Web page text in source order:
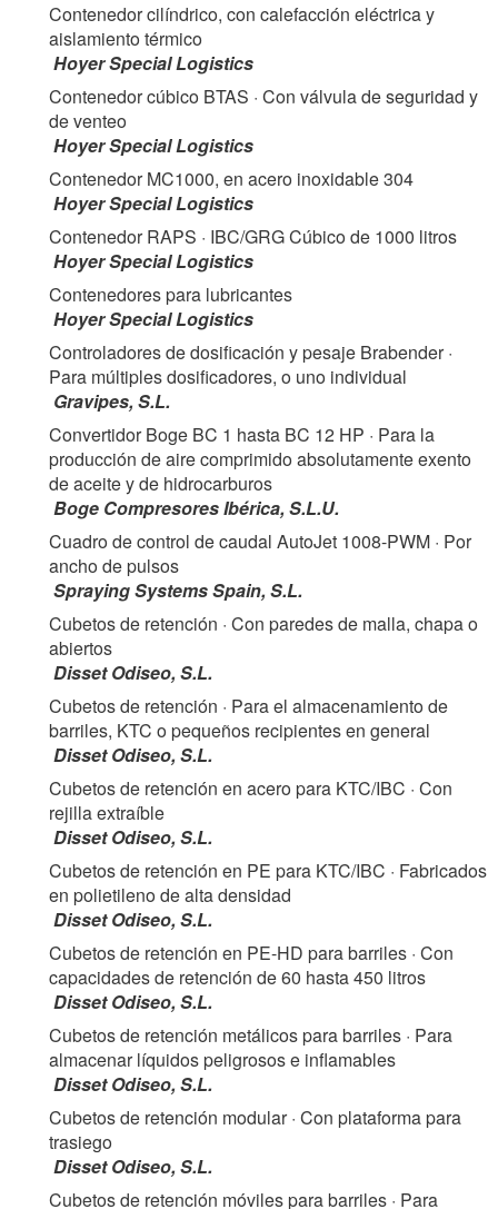
Contenedor cilíndrico, con calefacción eléctrica y
aislamiento térmico
Hoyer Special Logistics
Contenedor cúbico BTAS · Con válvula de seguridad y
de venteo
Hoyer Special Logistics
Contenedor MC1000, en acero inoxidable 304
Hoyer Special Logistics
Contenedor RAPS · IBC/GRG Cúbico de 1000 litros
Hoyer Special Logistics
Contenedores para lubricantes
Hoyer Special Logistics
Controladores de dosificación y pesaje Brabender·
Para múltiples dosificadores, o uno individual
Gravipes, S.L.
Convertidor Boge BC 1 hasta BC 12 HP · Para la
producción de aire comprimido absolutamente exento
de aceite y de hidrocarburos
Boge Compresores Ibérica, S.L.U.
Cuadro de control de caudal AutoJet 1008-PWM · Por
ancho de pulsos
Spraying Systems Spain, S.L.
Cubetos de retención · Con paredes de malla, chapa o
abiertos
Disset Odiseo, S.L.
Cubetos de retención · Para el almacenamiento de
barriles, KTC o pequeños recipientes en general
Disset Odiseo, S.L.
Cubetos de retención en acero para KTC/IBC · Con
rejilla extraíble
Disset Odiseo, S.L.
Cubetos de retención en PE para KTC/IBC · Fabricados
en polietileno de alta densidad
Disset Odiseo, S.L.
Cubetos de retención en PE-HD para barriles · Con
capacidades de retención de 60 hasta 450 litros
Disset Odiseo, S.L.
Cubetos de retención metálicos para barriles · Para
almacenar líquidos peligrosos e inflamables
Disset Odiseo, S.L.
Cubetos de retención modular· Con plataforma para
trasiego
Disset Odiseo, S.L.
Cubetos de retención móviles para barriles · Para